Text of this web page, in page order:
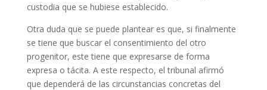
custodia que se hubiese establecido.
Otra duda que se puede plantear es que, si finalmente
se tiene que buscar el consentimiento del otro
progenitor, este tiene que expresarse de forma
expresa o tácita. A este respecto, el tribunal afirmó
que dependerá de las circunstancias concretas del